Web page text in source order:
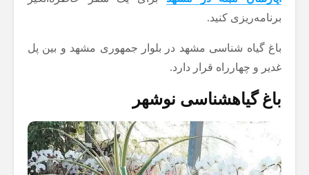
برنامه‌ریزی کنید.
باغ گیاه شناسی مشهد در بلوار جمهوری مشهد و بین پل
غدیر و چهارراه قرار دارد.
باغ گیاهشناسی نوشهر